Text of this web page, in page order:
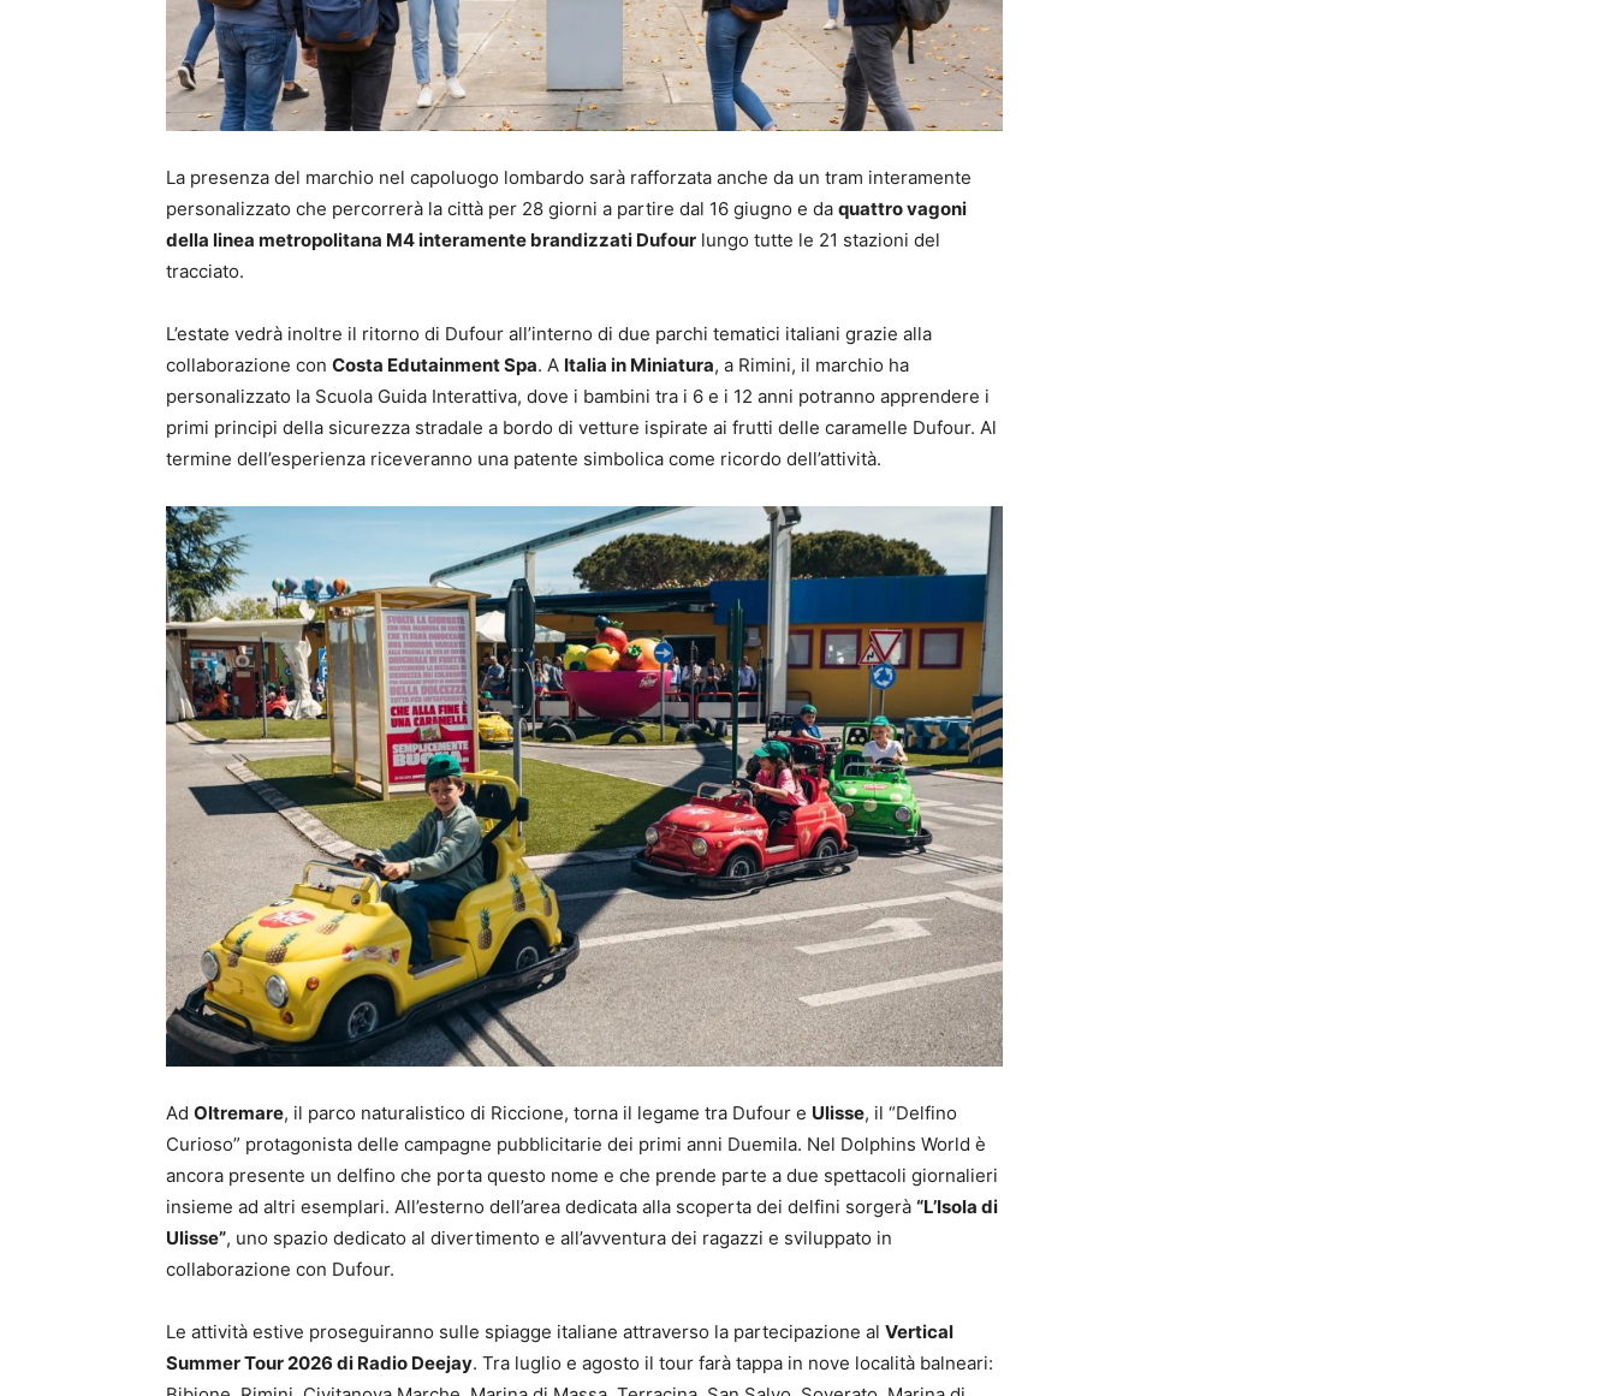
La presenza del marchio nel capoluogo lombardo sarà rafforzata anche da un tram interamente
personalizzato che percorrerà la città per 28 giorni a partire dal 16 giugno e da quattro vagoni
della linea metropolitana M4 interamente brandizzati Dufour lungo tutte le 21 stazioni del
tracciato.
L’estate vedrà inoltre il ritorno di Dufour all’interno di due parchi tematici italiani grazie alla
collaborazione con Costa Edutainment Spa. A Italia in Miniatura, a Rimini, il marchio ha
personalizzato la Scuola Guida Interattiva, dove i bambini tra i 6 e i 12 anni potranno apprendere i
primi principi della sicurezza stradale a bordo di vetture ispirate ai frutti delle caramelle Dufour. Al
termine dell’esperienza riceveranno una patente simbolica come ricordo dell’attività.
Ad Oltremare, il parco naturalistico di Riccione, torna il legame tra Dufour e Ulisse, il “Delfino
Curioso” protagonista delle campagne pubblicitarie dei primi anni Duemila. Nel Dolphins World è
ancora presente un delfino che porta questo nome e che prende parte a due spettacoli giornalieri
insieme ad altri esemplari. All’esterno dell’area dedicata alla scoperta dei delfini sorgerà “L’Isola di
Ulisse”, uno spazio dedicato al divertimento e all’avventura dei ragazzi e sviluppato in
collaborazione con Dufour.
Le attività estive proseguiranno sulle spiagge italiane attraverso la partecipazione al Vertical
Summer Tour 2026 di Radio Deejay. Tra luglio e agosto il tour farà tappa in nove località balneari: